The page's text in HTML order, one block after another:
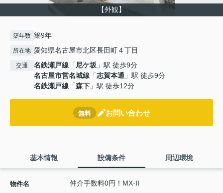
【外観】
築年数 築9年
所在地 愛知県名古屋市北区長田町４丁目
交通 名鉄瀬戸線 「 尼ケ坂 」駅 徒歩9分
名古屋市営名城線 「志賀本通 」駅 徒歩9分
名鉄瀬戸線 「森下 」駅 徒歩12分
無料 お問い合わせ
基本情報 設備条件 周辺環境
物件名 仲介手数料0円！MX-II